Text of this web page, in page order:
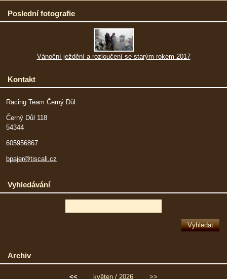
Poslední fotografie
Vánoční ježdění a rozloučení se starým rokem 2017
Kontakt
Racing Team Černý Důl
Černý Důl 118
54344
605956867
bpajer@tiscali.cz
Vyhledávání
Archiv
<< květen / 2026 >>